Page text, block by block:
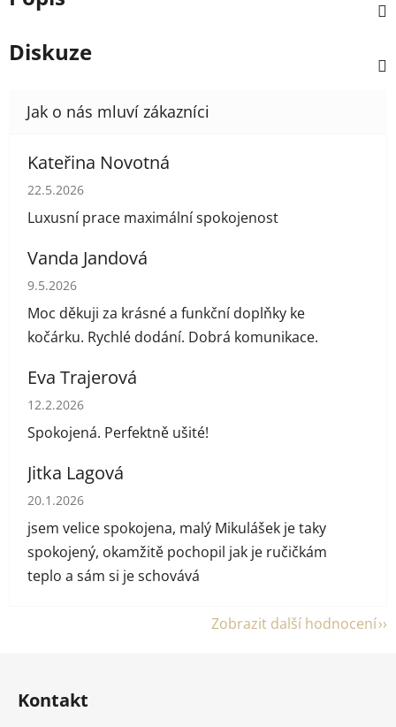
Diskuze
Kateřina Novotná
Hodnocení obchodu je 5 z 5 hvězdiček.
22.5.2026
Luxusní prace maximální spokojenost
Vanda Jandová
Hodnocení obchodu je 5 z 5 hvězdiček.
9.5.2026
Moc děkuji za krásné a funkční doplňky ke
kočárku. Rychlé dodání. Dobrá komunikace.
Eva Trajerová
Hodnocení obchodu je 5 z 5 hvězdiček.
12.2.2026
Spokojená. Perfektně ušité!
Jitka Lagová
Hodnocení obchodu je 5 z 5 hvězdiček.
20.1.2026
jsem velice spokojena, malý Mikulášek je taky
spokojený, okamžitě pochopil jak je ručičkám
teplo a sám si je schovává
Zobrazit další hodnocení
Kontakt